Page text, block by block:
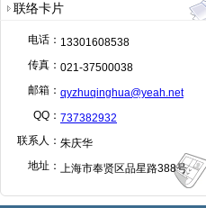
联络卡片
电话： 13301608538
传真： 021-37500038
邮箱： qyzhuqinghua@yeah.net
QQ： 737382932
联系人： 朱庆华
地址： 上海市奉贤区品星路388号